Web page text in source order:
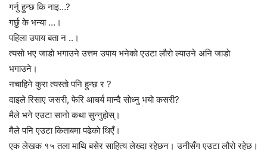
गर्नु हुन्छ कि नाइ…?
गर्छु के भन्या …।
पहिला उपाय बता न ..।
त्यसाे भए जाडाे भगाउने उत्तम उपाय भनेकाे एउटा लौराे ल्याउने अनि जाडाे
भगाउने।
नचाहिने कुरा त्यस्ताे पनि हुन्छ र ?
दाइले रिसाए जसरी, फेरि आचर्य मान्दै साेध्नु भयाे कसरी?
मैले भने एउटा सानाे कथा सुन्नुहाेस्।
मैले पनि एउटा किताबमा पढेकाे थिएँ।
एक लेखक १५ तला माथि बसेर साहित्य लेख्दा रहेछन। उनीसँग एउटा लौरो रहेछ।